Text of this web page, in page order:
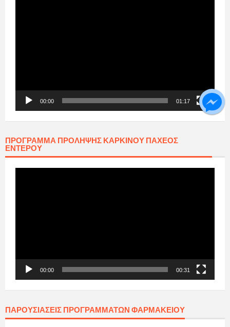
00:00 01:17
ΠΡΟΓΡΑΜΜΑ ΠΡΟΛΗΨΗΣ ΚΑΡΚΙΝΟΥ ΠΑΧΕΟΣ
ΕΝΤΕΡΟΥ
00:00 00:31
ΠΑΡΟΥΣΙΆΣΕΙΣ ΠΡΟΓΡΑΜΜΆΤΩΝ ΦΑΡΜΑΚΕΊΟΥ